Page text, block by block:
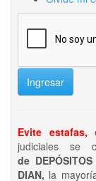
Ingresar
Evite estafas,
judiciales se
de
DIAN, la